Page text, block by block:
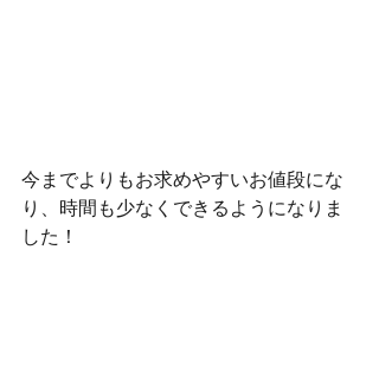
今までよりもお求めやすいお値段にな
り、時間も少なくできるようになりま
した！